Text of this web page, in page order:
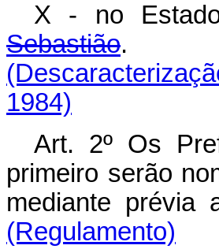
X - no
Sebastião
1984)
Art. 2º Os
primeiro serão
mediante
(Regulamento)